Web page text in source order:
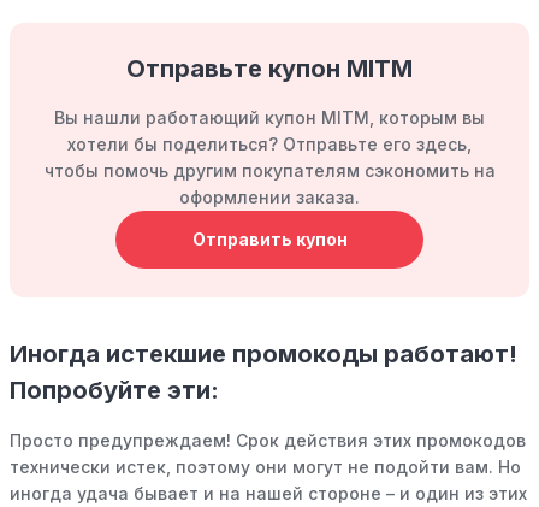
Отправьте купон MITM
Вы нашли работающий купон MITM, которым вы
хотели бы поделиться? Отправьте его здесь,
чтобы помочь другим покупателям сэкономить на
оформлении заказа.
Отправить купон
Иногда истекшие промокоды работают!
Попробуйте эти:
Просто предупреждаем! Срок действия этих промокодов
технически истек, поэтому они могут не подойти вам. Но
иногда удача бывает и на нашей стороне – и один из этих